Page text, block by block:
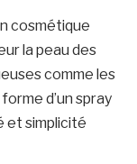
cosmétique
la peau des
comme les
d’un spray
et simplicité